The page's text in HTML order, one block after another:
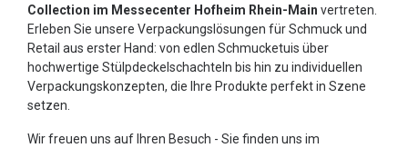
Collection im Messecenter Hofheim Rhein-Main vertreten.
Erleben Sie unsere Verpackungslösungen für Schmuck und
Retail aus erster Hand: von edlen Schmucketuis über
hochwertige Stülpdeckelschachteln bis hin zu individuellen
Verpackungskonzepten, die Ihre Produkte perfekt in Szene
setzen.
Wir freuen uns auf Ihren Besuch - Sie finden uns im